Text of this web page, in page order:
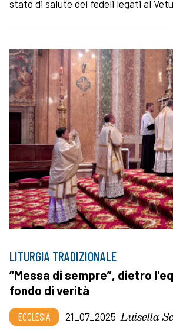
stato di salute dei fedeli legati al
LITURGIA TRADIZIONALE
“Messa di sempre”, dietro
fondo di verità
ECCLESIA 21_07_2025 Luisella